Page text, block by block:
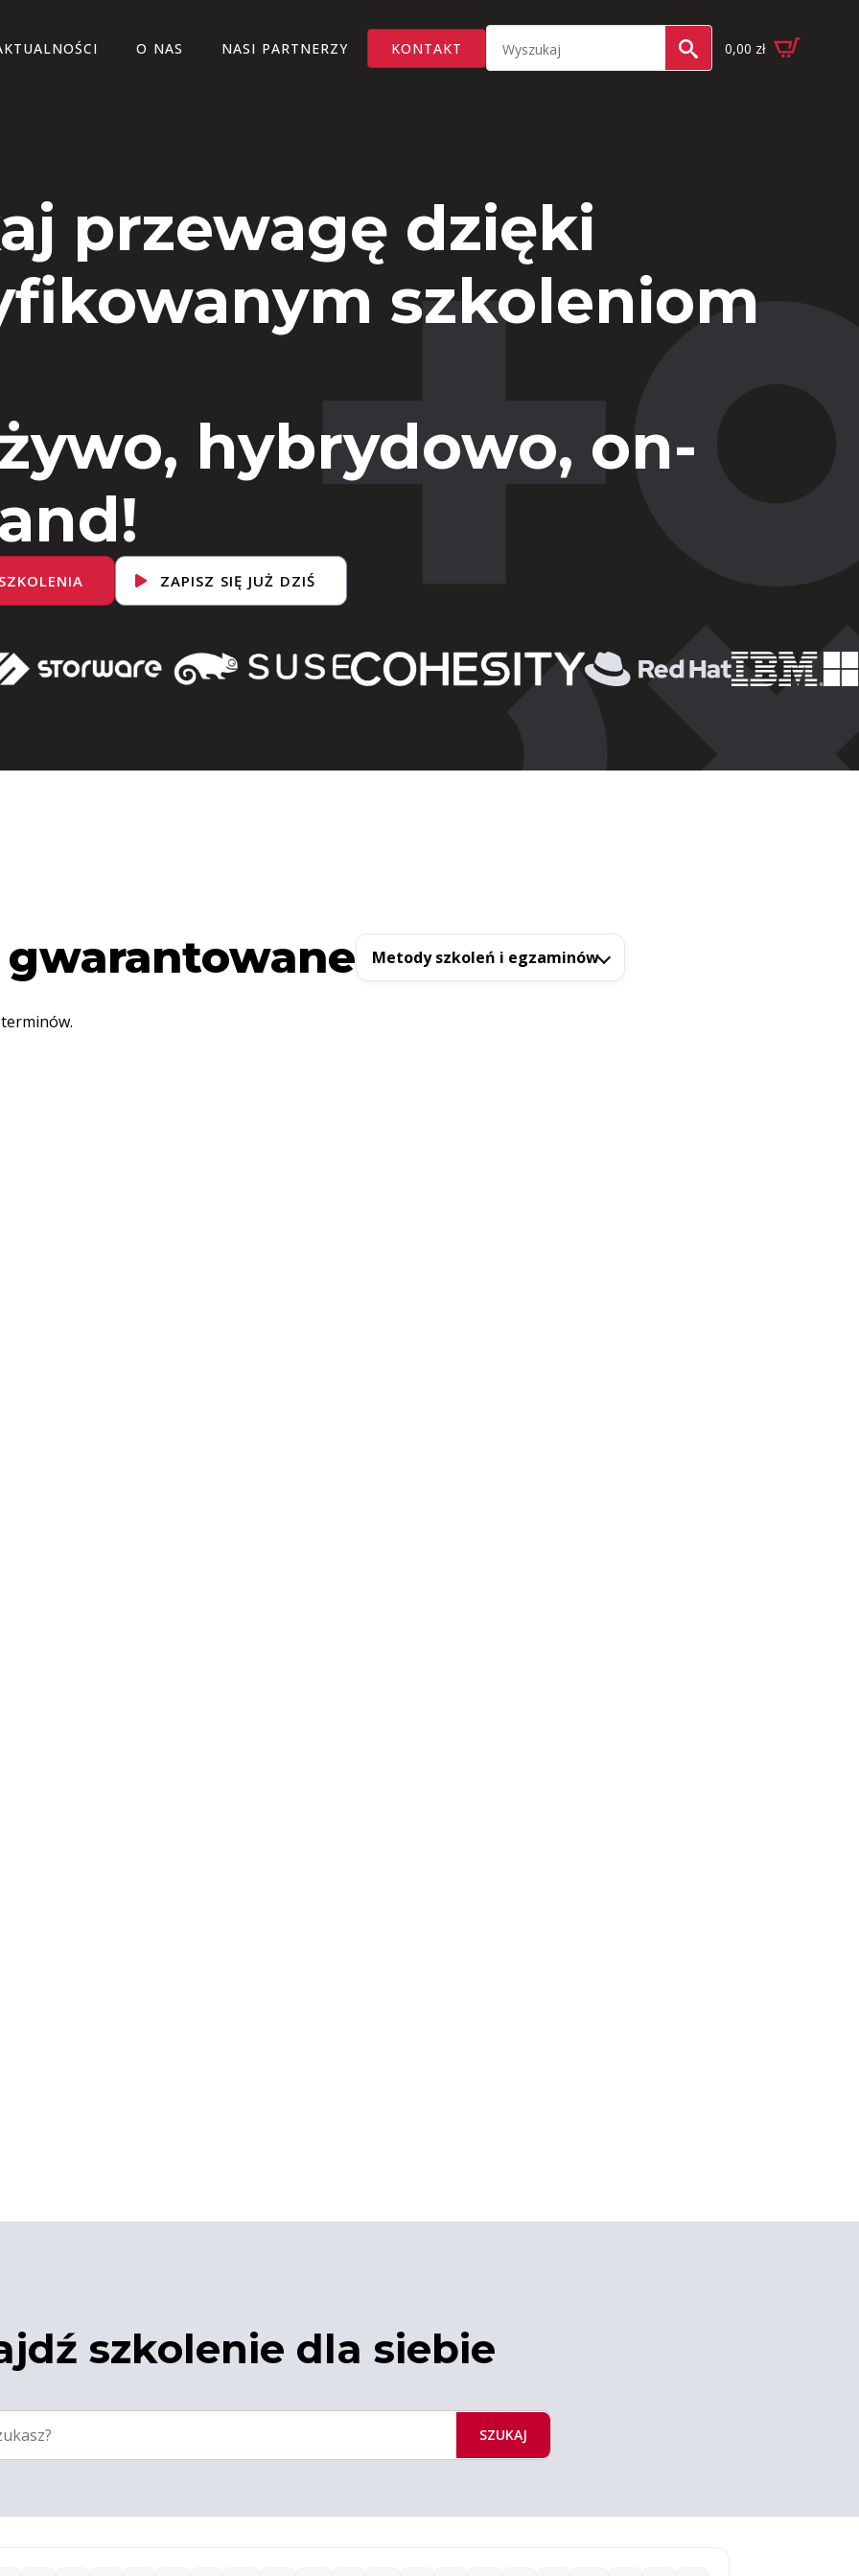
O NAS NASI PARTNERZY KONTAKT
for:
0,00 zł
przewagę dzięki
szkoleniom
hybrydowo, on-
ZAPISZ SIĘ JUŻ DZIŚ
Metody szkoleń i egzaminów
szkolenie dla siebie
SZUKAJ